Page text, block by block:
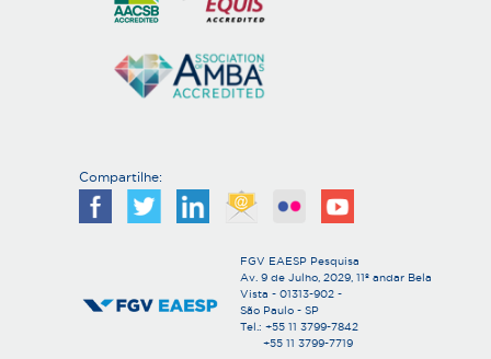
Compartilhe:
FGV EAESP Pesquisa
Av. 9 de Julho, 2029, 11º andar Bela
Vista - 01313-902 -
São Paulo - SP
Tel.: +55 11 3799-7842
+55 11 3799-7719